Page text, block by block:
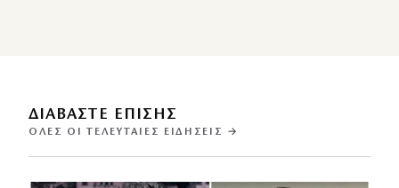
ΔΙΑΒΑΣΤΕ ΕΠΙΣΗΣ
ΌΛΕΣ ΟΙ ΤΕΛΕΥΤΑΊΕΣ ΕΙΔΉΣΕΙΣ →